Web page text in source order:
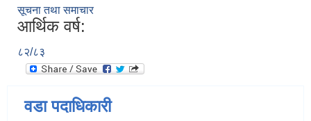
सूचना तथा समाचार
आर्थिक वर्ष:
८२/८३
वडा पदाधिकारी